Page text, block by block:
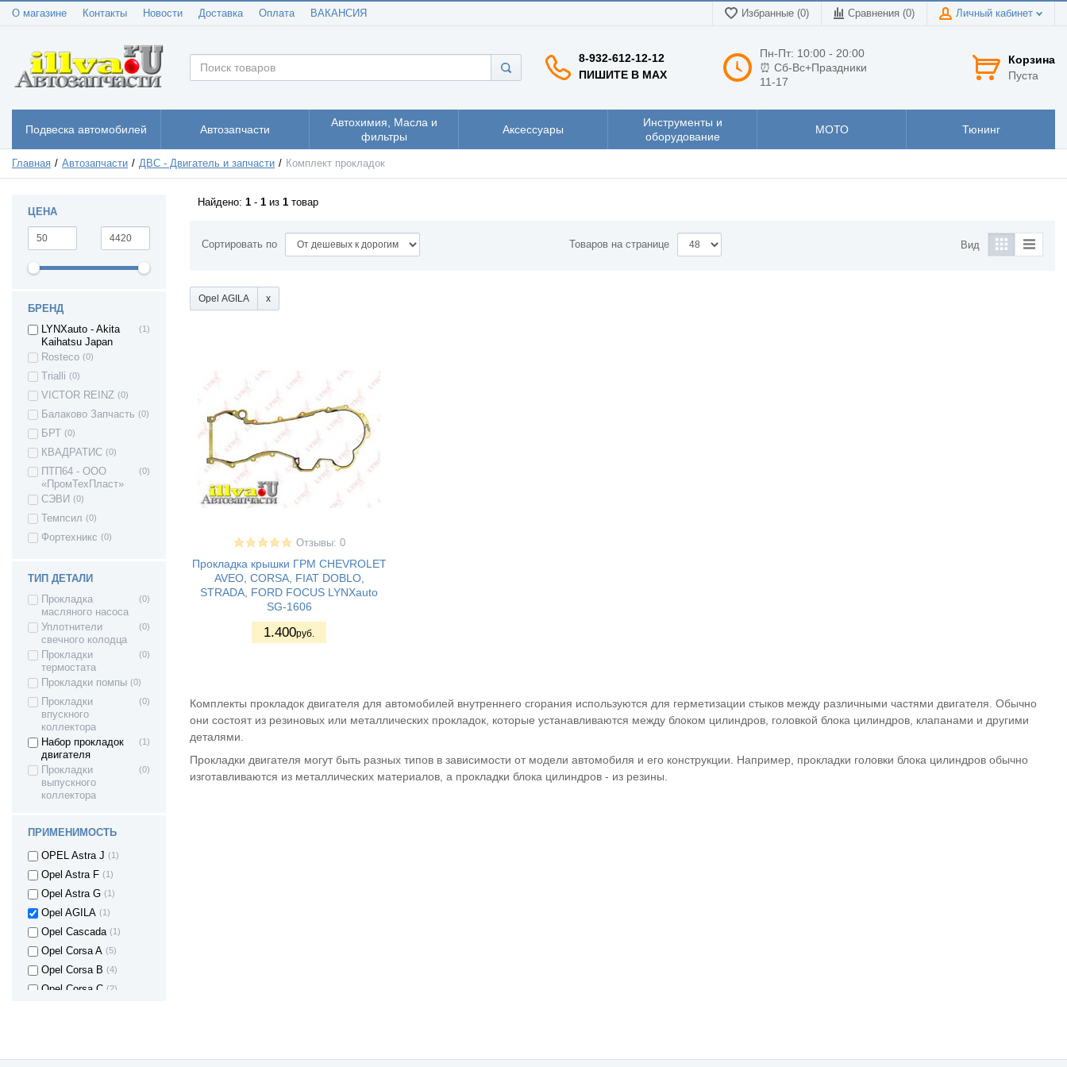
О магазине Контакты Новости Доставка Оплата ВАКАНСИЯ Избранные (0) Сравнения (0) Личный кабинет
8-932-612-12-12
ПИШИТЕ В MAX
Пн-Пт: 10:00 - 20:00
⏰ Сб-Вс+Праздники
11-17
Корзина
Пуста
Подвеска автомобилей Автозапчасти
Автохимия, Масла и
фильтры
Аксессуары
Инструменты и
оборудование
МОТО Тюнинг
Главная Автозапчасти ДВС - Двигатель и запчасти Комплект прокладок
ЦЕНА
БРЕНД
LYNXauto - Akita
Kaihatsu Japan
(1)
Rosteco (0)
Trialli (0)
VICTOR REINZ (0)
Балаково Запчасть (0)
БРТ (0)
КВАДРАТИС (0)
ПТП64 - ООО
«ПромТехПласт»
(0)
СЭВИ (0)
Темпсил (0)
Фортехникс (0)
ТИП ДЕТАЛИ
Прокладка
масляного насоса
(0)
Уплотнители
свечного колодца
(0)
Прокладки
термостата
(0)
Прокладки помпы (0)
Прокладки
впускного
коллектора
(0)
Набор прокладок
двигателя
(1)
Прокладки
выпускного
коллектора
(0)
ПРИМЕНИМОСТЬ
(2)
Renault Kangoo (1)
Renault Koleos (1)
Renault Megane l (3)
(2)
IV
Renault Sandero (2)
Renault SCENIC
Renault SYMBOL
(1)
Renault Twingo
SAAB 9-3 (1)
SAAB 9-5 (2)
Seat Arosa
Seat ALHAMBRA
Seat ALTEA
Seat TOLEDO
Seat Exeo ST
Seat CORDOBA
Seat LEON (1)
Seat IBIZA
Skoda Fabia
Skoda FELICIA
Skoda SuperB
Skoda Roomster
Skoda Octavia (5)
SsangYong Rexton
Subaru Impreza
SUZUKI BALENO
Suzuki Swift
Toyota Auris
Toyota Avensis
Toyota Land
Cruiser
Toyota HILUX
Opel Antara
Opel Ascona C (1)
OPEL Astra J (1)
Opel Astra F (1)
Opel Astra G (1)
Opel AGILA (1)
Opel Cascada (1)
Opel Corsa A (5)
Opel Corsa B (4)
Opel Corsa C (2)
Найдено: 1 - 1 из 1 товар
Сортировать по Товаров на странице Вид
Opel AGILA
Отзывы: 0
Прокладка крышки ГРМ CHEVROLET
AVEO, CORSA, FIAT DOBLO,
STRADA, FORD FOCUS LYNXauto
SG-1606
1.400руб.
Комплекты прокладок двигателя для автомобилей внутреннего сгорания используются для герметизации стыков между различными частями двигателя. Обычно
они состоят из резиновых или металлических прокладок, которые устанавливаются между блоком цилиндров, головкой блока цилиндров, клапанами и другими
деталями.
Прокладки двигателя могут быть разных типов в зависимости от модели автомобиля и его конструкции. Например, прокладки головки блока цилиндров обычно
изготавливаются из металлических материалов, а прокладки блока цилиндров - из резины.